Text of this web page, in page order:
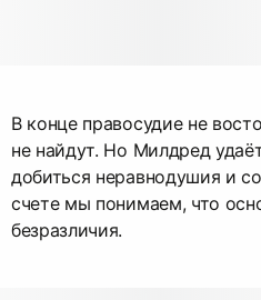
В конце правосудие не
не найдут. Но Милдред
добиться неравнодушия и
счете мы понимаем, что
безразличия.